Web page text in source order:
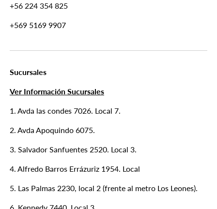
+56 224 354 825
+569 5169 9907
Sucursales
Ver Información Sucursales
1. Avda las condes 7026. Local 7.
2. Avda Apoquindo 6075.
3. Salvador Sanfuentes 2520. Local 3.
4. Alfredo Barros Errázuriz 1954. Local
5. Las Palmas 2230, local 2 (frente al metro Los Leones).